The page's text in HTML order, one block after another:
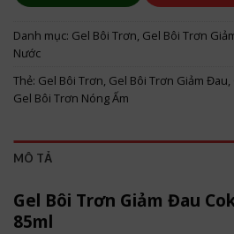
Danh mục: Gel Bôi Trơn, Gel Bôi Trơn
Nước
Thẻ: Gel Bôi Trơn, Gel Bôi Trơn Giảm Đau,
Gel Bôi Trơn Nóng Ấm
MÔ TẢ
Gel Bôi Trơn Giảm Đau
85ml